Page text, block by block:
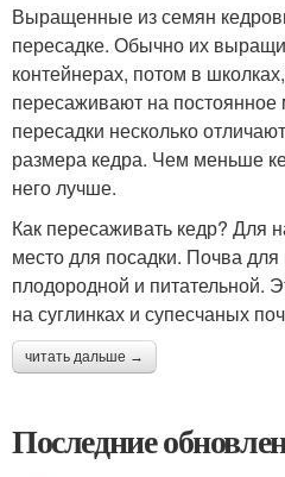
Выращенные из семян
пересадке. Обычно их
контейнерах, потом в
пересаживают на
пересадки несколько
размера кедра. Чем меньше
него лучше.
Как пересаживать кедр? Для
место для посадки. Почва
плодородной и питательной.
на суглинках и супесчаных
читать дальше →
Последние